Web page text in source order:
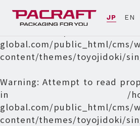
JP EN
Warning: Undefined
global.com/public_html/cms/
content/themes/toyojidoki/
Warning: Attempt to read
in /
global.com/public_html/cms/
content/themes/toyojidoki/